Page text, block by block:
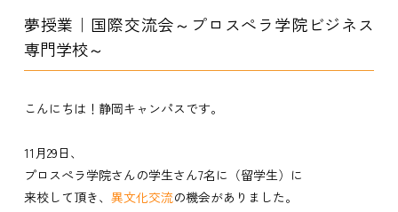
夢授業｜国際交流会～プロスぺラ学院ビジネス
専門学校～
こんにちは！静岡キャンパスです。
11月29日、
プロスぺラ学院さんの学生さん7名に（留学生）に
来校して頂き、 異文化交流の機会がありました。